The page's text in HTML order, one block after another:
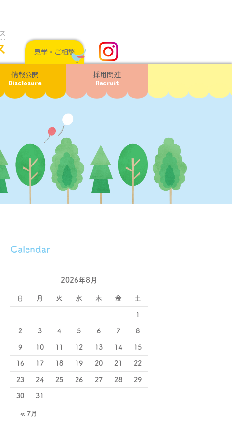
情報公開
Disclosure
採用関連
Recruit
見学・ご相談
Calendar
2026年8月
日 月 火 水 木 金 土
1
2 3 4 5 6 7 8
9 10 11 12 13 14 15
16 17 18 19 20 21 22
23 24 25 26 27 28 29
30 31
« 7月